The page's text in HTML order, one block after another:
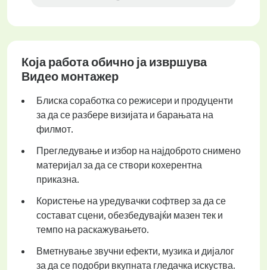
Која работа обично ја извршува
Видео монтажер
Блиска соработка со режисери и продуценти
за да се разбере визијата и барањата на
филмот.
Прегледување и избор на најдоброто снимено
материјал за да се створи кохерентна
приказна.
Користење на уредувачки софтвер за да се
состават сцени, обезбедувајќи мазен тек и
темпо на раскажувањето.
Вметнување звучни ефекти, музика и дијалог
за да се подобри вкупната гледачка искуства.